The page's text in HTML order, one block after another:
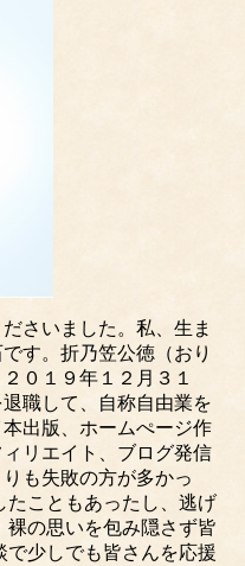
さいました。私、生ま
す。折乃笠公徳（おり
０１９年１２月３１
職して、自称自由業を
出版、ホームぺージ作
リエイト、ブログ発信
も失敗の方が多かっ
たこともあったし、逃げ
の思いを包み隠さず皆
で少しでも皆さんを応援